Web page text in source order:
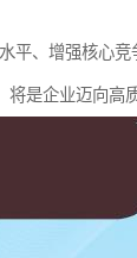
平、增强核心
将是企业迈向高